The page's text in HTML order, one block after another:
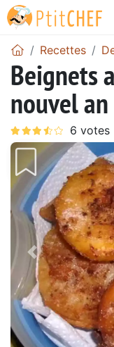
Recettes
Beignets
nouvel
Précédent